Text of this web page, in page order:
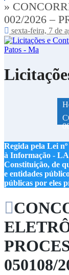
»
002/2026 –
sexta-feira, 7 de
Regida pela Lei
à Informação -
Constituição, de
e entidades
públicas por eles
050108/